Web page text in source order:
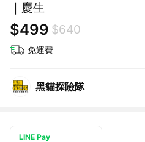
｜慶生
$499 $640
免運費
黑貓探險隊
LINE Pay